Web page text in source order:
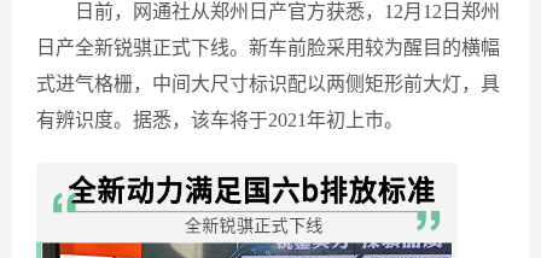
日前，网通社从郑州日产官方获悉，12月12日郑州
日产全新锐骐正式下线。新车前脸采用较为醒目的横幅
式进气格栅，中间大尺寸标识配以两侧矩形前大灯，具
有辨识度。据悉，该车将于2021年初上市。